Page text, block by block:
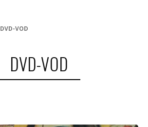
DVD-VOD
DVD-VOD